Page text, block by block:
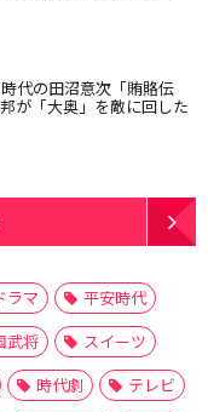
代の田沼意次「賄賂伝
が「大奥」を敵に回した
ラマ
平安時代
武将
スイーツ
時代劇
テレビ